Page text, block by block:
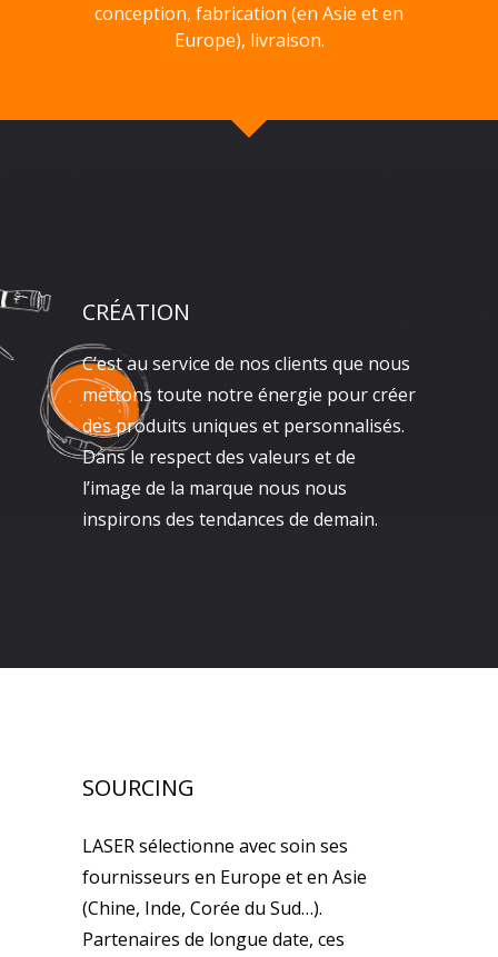
conception, fabrication (en Asie et en
Europe), livraison.
CRÉATION
C’est au service de nos clients que nous
mettons toute notre énergie pour créer
des produits uniques et personnalisés.
Dans le respect des valeurs et de
l’image de la marque nous nous
inspirons des tendances de demain.
SOURCING
LASER sélectionne avec soin ses
fournisseurs en Europe et en Asie
(Chine, Inde, Corée du Sud…).
Partenaires de longue date, ces